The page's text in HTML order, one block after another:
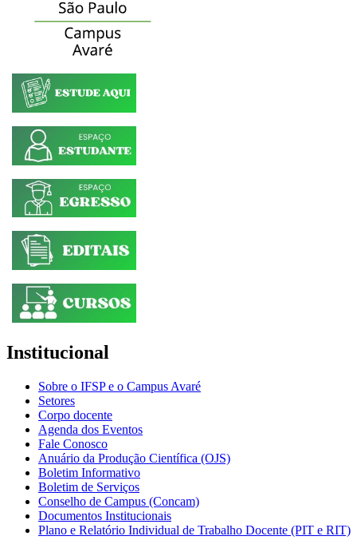
Institucional
Sobre o IFSP e o Campus Avaré
Setores
Corpo docente
Agenda dos Eventos
Fale Conosco
Anuário da Produção Científica (OJS)
Boletim Informativo
Boletim de Serviços
Conselho de Campus (Concam)
Documentos Institucionais
Plano e Relatório Individual de Trabalho Docente (PIT e RIT)